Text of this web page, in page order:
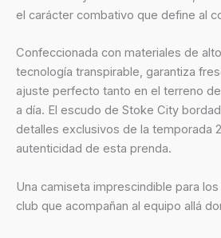
el carácter combativo que define al
Confeccionada con materiales de
tecnología transpirable, garantiza
ajuste perfecto tanto en el terreno
a día. El escudo de Stoke City
detalles exclusivos de la temporada
autenticidad de esta prenda.
Una camiseta imprescindible para
club que acompañan al equipo allá